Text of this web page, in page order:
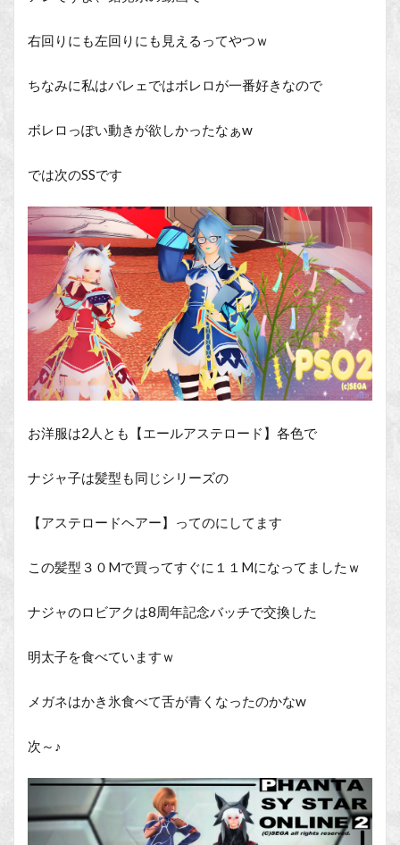
右回りにも左回りにも見えるってやつｗ
ちなみに私はバレェではボレロが一番好きなので
ボレロっぽい動きが欲しかったなぁw
では次のSSです
お洋服は2人とも【エールアステロード】各色で
ナジャ子は髪型も同じシリーズの
【アステロードヘアー】ってのにしてます
この髪型３０Mで買ってすぐに１１Mになってましたｗ
ナジャのロビアクは8周年記念バッチで交換した
明太子を食べていますｗ
メガネはかき氷食べて舌が青くなったのかなw
次～♪